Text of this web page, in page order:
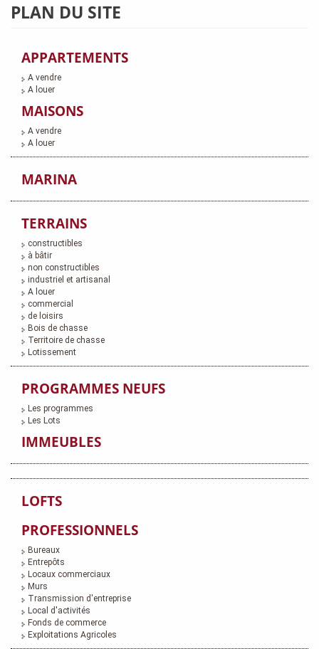
PLAN DU SITE
APPARTEMENTS
A vendre
A louer
MAISONS
A vendre
A louer
MARINA
TERRAINS
constructibles
à bâtir
non constructibles
industriel et artisanal
A louer
commercial
de loisirs
Bois de chasse
Territoire de chasse
Lotissement
PROGRAMMES NEUFS
Les programmes
Les Lots
IMMEUBLES
LOFTS
PROFESSIONNELS
Bureaux
Entrepôts
Locaux commerciaux
Murs
Transmission d'entreprise
Local d'activités
Fonds de commerce
Exploitations Agricoles